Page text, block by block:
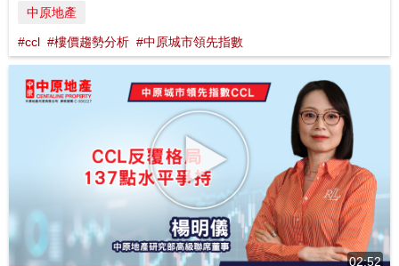
中原地產
#ccl #樓價趨勢分析 #中原城市領先指數
02:52